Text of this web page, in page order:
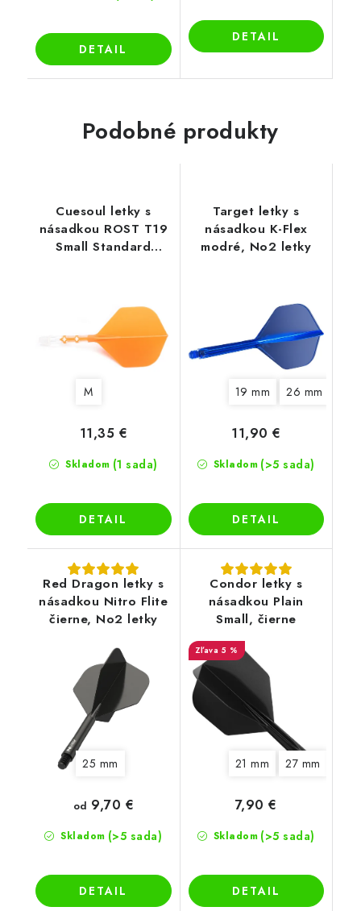
DETAIL
DETAIL
Podobné produkty
Cuesoul letky s
násadkou ROST T19
Small Standard
M
Skladom (1 sada)
11,35 €
DETAIL
Target letky s
násadkou K-Flex
modré, No2 letky
19 mm 26 mm
Skladom (>5 sada)
11,90 €
DETAIL
Red Dragon letky s
násadkou Nitro Flite
čierne, No2 letky
25 mm
Skladom (>5 sada)
od 9,70 €
DETAIL
Condor letky s
násadkou Plain
Small, čierne
5 %
21 mm 27 mm
Skladom (>5 sada)
7,90 €
DETAIL